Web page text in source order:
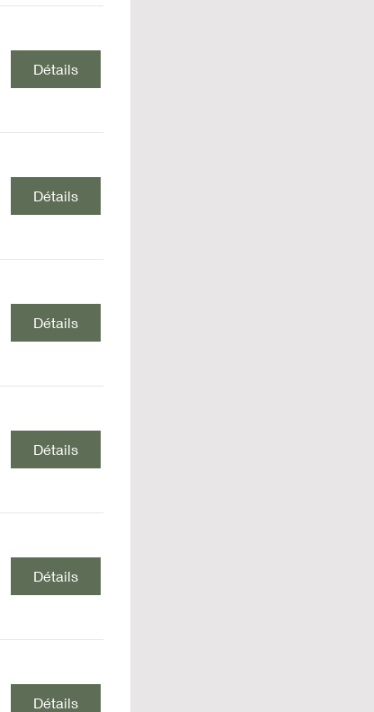
Détails
Détails
Détails
Détails
Détails
Détails